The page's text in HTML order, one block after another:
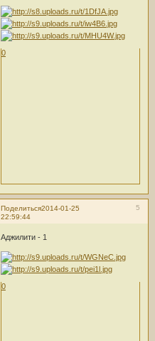
0
Поделиться 5
2014-01-25
22:59:44
Аджилити - 1
0